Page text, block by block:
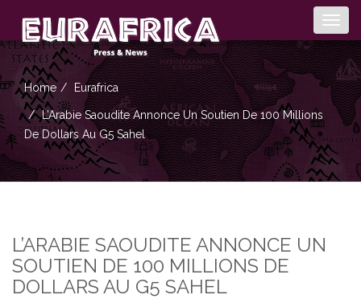
Home Eurafrica
L’Arabie Saoudite Annonce Un Soutien De 100 Millions
De Dollars Au G5 Sahel
L’ARABIE SAOUDITE ANNONCE UN
SOUTIEN DE 100 MILLIONS DE
DOLLARS AU G5 SAHEL